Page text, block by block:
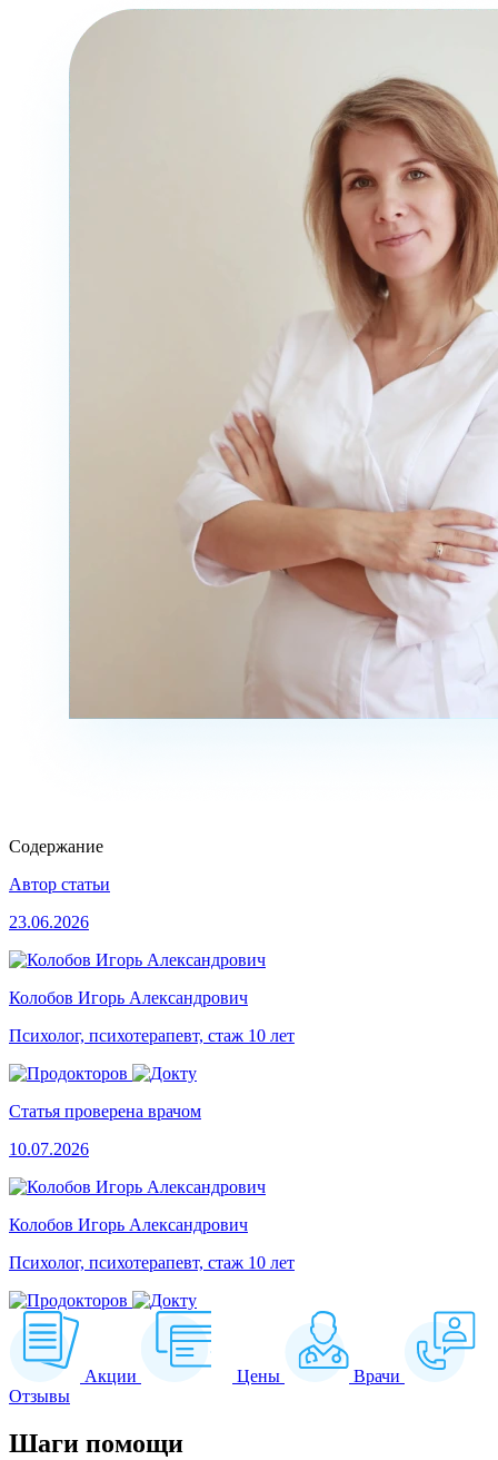
Содержание
Автор статьи
23.06.2026
Колобов Игорь Александрович
Психолог, психотерапевт, стаж 10 лет
Статья проверена врачом
10.07.2026
Колобов Игорь Александрович
Психолог, психотерапевт, стаж 10 лет
Акции Цены
Врачи
Отзывы
Шаги помощи